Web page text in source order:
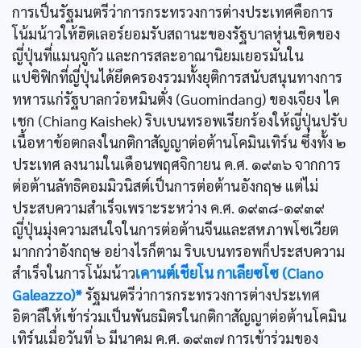
การเป็นรัฐมนตรีว่าการกระทรวงการต่างประเทศคือการ
โน้มน้าวให้ฮิตเลอร์ยอมรับสถานะของรัฐบาลหุ่นเชิดของ
ญี่ปุ่นที่แมนจูกัว และการสละอาณานิยมเยอรมันใน
แปซิฟิกที่ญี่ปุ่นได้ยึดครองรวมทั้งยุติการสนับสนุนทางการ
ทหารแก่รัฐบาลกว๋อหมินตั่ง (Guomindang) ของเจียง ไค
เชก (Chiang Kaishek) ริบเบนทรอพเรียกร้องให้ญี่ปุ่นปรับ
เนื้อหาข้อตกลงในกติกาสัญญาต่อต้านโคมินเทิร์น ซึ่งทั้ง ๒
ประเทศ ลงนามในเดือนพฤศจิกายน ค.ศ. ๑๙๓๖ จากการ
ต่อต้านลัทธิคอมมิวนิสต์เป็นการต่อต้านอังกฤษ แต่ไม่
ประสบความสำเร็จเพราะระหว่าง ค.ศ. ๑๙๓๘-๑๙๓๙
ญี่ปุ่นมุ่งความสนใจในการต่อต้านจีนและสหภาพโซเวียต
มากกว่าอังกฤษ อย่างไรก็ตาม ริบเบนทรอพก็ประสบความ
สำเร็จในการโน้มน้าวเคานต์เชียโน กาเลียซโซ (Ciano
Galeazzo)*รัฐมนตรีว่าการกระทรวงการต่างประเทศ
อิตาลีให้เข้าร่วมเป็นพันธมิตรในกติกาสัญญาต่อต้านโคมิน
เทิร์นเมื่อวันที่ ๖ มีนาคม ค.ศ. ๑๙๓๗ การเข้าร่วมของ